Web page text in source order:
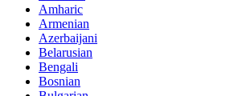
Amharic
Armenian
Azerbaijani
Belarusian
Bengali
Bosnian